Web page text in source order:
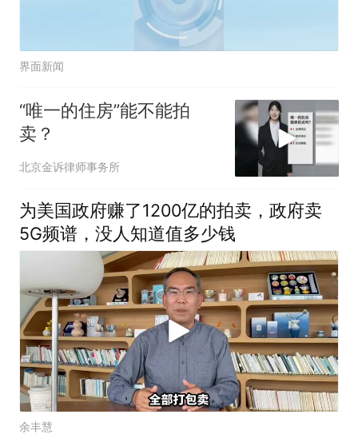
界面新闻
“唯一的住房”能不能拍
卖？
北京金诉律师事务所
为美国政府赚了1200亿的拍卖，政府卖
5G频谱，没人知道值多少钱
余丰慧